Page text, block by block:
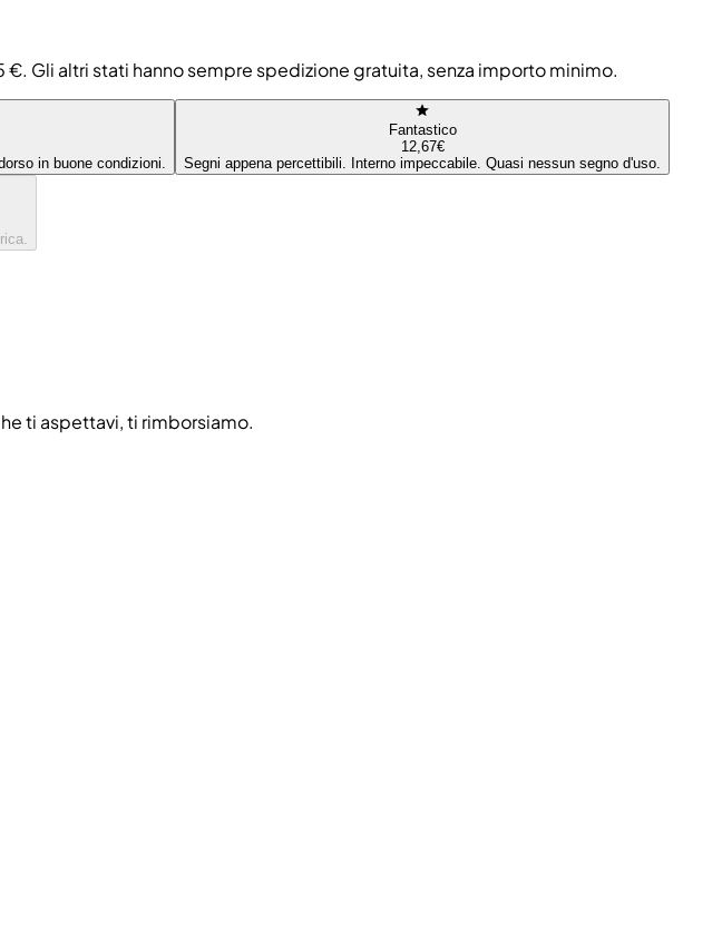
Gli altri stati hanno sempre spedizione gratuita, senza importo minimo.
in buone condizioni.
Fantastico
12,67€
Segni appena percettibili. Interno impeccabile. Quasi nessun segno d'uso.
ti aspettavi, ti rimborsiamo.